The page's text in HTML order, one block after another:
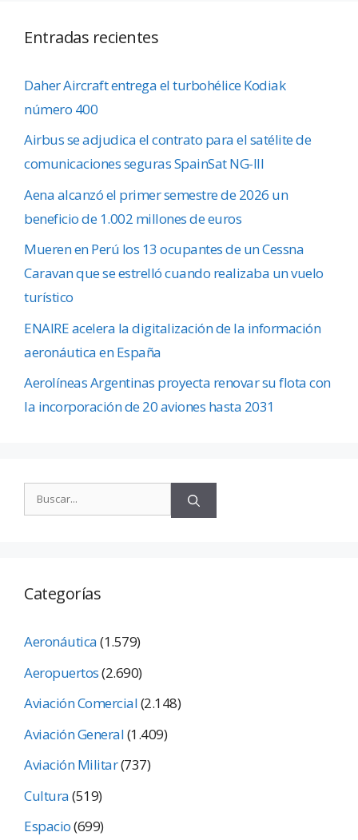
Entradas recientes
Daher Aircraft entrega el turbohélice Kodiak
número 400
Airbus se adjudica el contrato para el satélite de
comunicaciones seguras SpainSat NG-III
Aena alcanzó el primer semestre de 2026 un
beneficio de 1.002 millones de euros
Mueren en Perú los 13 ocupantes de un Cessna
Caravan que se estrelló cuando realizaba un vuelo
turístico
ENAIRE acelera la digitalización de la información
aeronáutica en España
Aerolíneas Argentinas proyecta renovar su flota con
la incorporación de 20 aviones hasta 2031
Categorías
Aeronáutica(1.579)
Aeropuertos(2.690)
Aviación Comercial(2.148)
Aviación General(1.409)
Aviación Militar(737)
Cultura(519)
Espacio(699)